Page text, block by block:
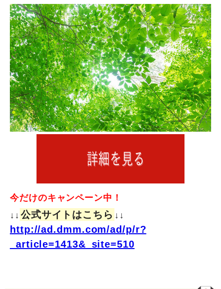
今だけのキャンペーン中！
↓↓ 公式サイトはこちら ↓↓
http://ad.dmm.com/ad/p/r?
_article=1413&_site=510